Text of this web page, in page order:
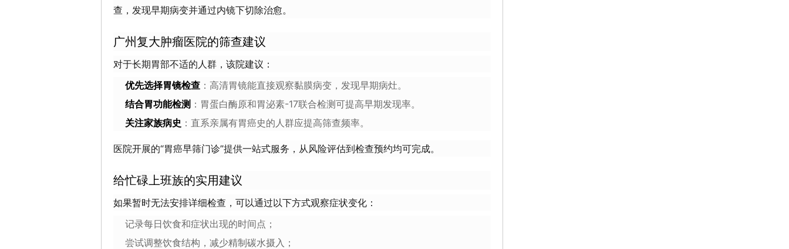
查，发现早期病变并通过内镜下切除治愈。
广州复大肿瘤医院的筛查建议
对于长期胃部不适的人群，该院建议：
优先选择胃镜检查 ：高清胃镜能直接观察黏膜病变，发现早期病灶。
结合胃功能检测 ：胃蛋白酶原和胃泌素-17联合检测可提高早期发现率。
关注家族病史 ：直系亲属有胃癌史的人群应提高筛查频率。
医院开展的“胃癌早筛门诊”提供一站式服务，从风险评估到检查预约均可完成。
给忙碌上班族的实用建议
如果暂时无法安排详细检查，可以通过以下方式观察症状变化：
记录每日饮食和症状出现的时间点；
尝试调整饮食结构，减少精制碳水摄入；